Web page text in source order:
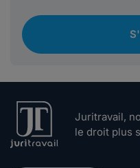
Juritravail,
le droit plus